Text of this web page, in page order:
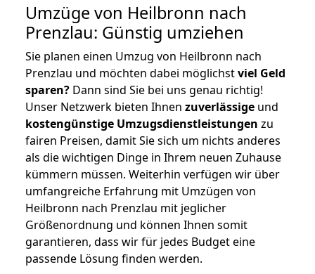
Umzüge von Heilbronn nach
Prenzlau: Günstig umziehen
Sie planen einen Umzug von Heilbronn nach
Prenzlau und möchten dabei möglichstviel Geld
sparen? Dann sind Sie bei uns genau richtig!
Unser Netzwerk bieten Ihnen zuverlässige und
kostengünstige Umzugsdienstleistungen zu
fairen Preisen, damit Sie sich um nichts anderes
als die wichtigen Dinge in Ihrem neuen Zuhause
kümmern müssen. Weiterhin verfügen wir über
umfangreiche Erfahrung mit Umzügen von
Heilbronn nach Prenzlau mit jeglicher
Größenordnung und können Ihnen somit
garantieren, dass wir für jedes Budget eine
passende Lösung finden werden.